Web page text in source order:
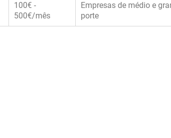
100€ -
500€/mês
Empresas de médio e
porte